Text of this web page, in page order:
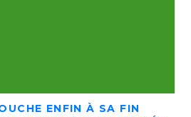
ENFIN À SA FIN